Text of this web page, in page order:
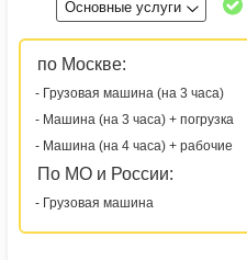
Основные услуги
по Москве:
- Грузовая машина (на 3 часа)
- Машина (на 3 часа) + погрузка
- Машина (на 4 часа) + рабочие
По МО и России:
- Грузовая машина